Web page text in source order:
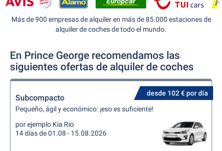
Más de 900 empresas de alquiler en más de 85.000 estaciones de
alquiler de coches de todo el mundo.
En Prince George recomendamos las
siguientes ofertas de alquiler de coches
desde 102 € por día
Subcompacto
Pequeño, ágil y económico: ¡eso es suficiente!
por ejemplo Kia Rio
14 días de 01.08 - 15.08.2026